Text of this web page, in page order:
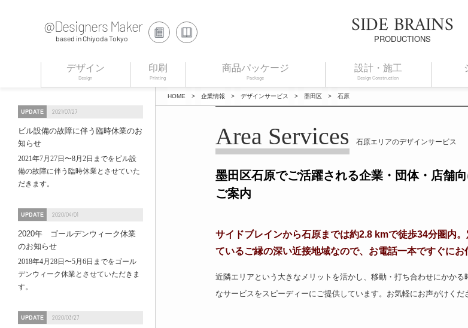
@Designers Maker
based in Chiyoda Tokyo SIDE BRAINS
PRODUCTIONS
デザイン
Design
印刷
Printing
商品パッケージ
Package
設計・施工
Design Construction
HOME > 企業情報 > デザインサービス > 墨田区 > 石原
Area Services 石原エリアのデザインサービス
墨田区石原でご活躍される企業・団体・店舗
ご案内
サイドブレインから石原までは約2.8 kmで徒歩34分圏内
ているご縁の深い近接地域なので、お電話一本ですぐにお
近隣エリアという大きなメリットを活かし、移動・打ち合わせにかか
なサービスをスピーディーにご提供しています。お気軽にお声がけくだ
UPDATE 2021/07/27
ビル設備の故障に伴う臨時休業のお
知らせ
2021年7月27日〜8月2日までをビル設
備の故障に伴う臨時休業とさせていた
だきます。
UPDATE 2020/04/01
2020年 ゴールデンウィーク休業
のお知らせ
2018年4月28日〜5月6日までをゴール
デンウィーク休業とさせていただきま
す。
UPDATE 2020/03/27